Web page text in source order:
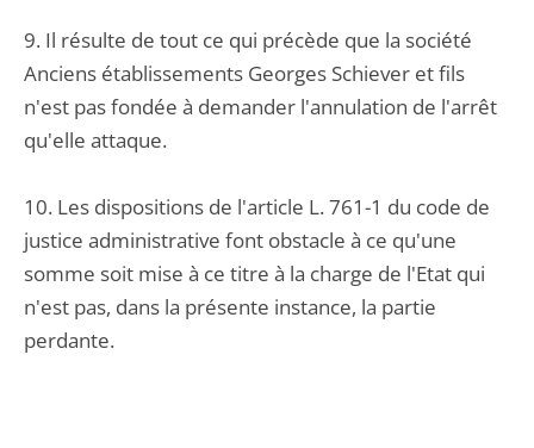
9. Il résulte de tout ce qui précède que la société
Anciens établissements Georges Schiever et fils
n'est pas fondée à demander l'annulation de l'arrêt
qu'elle attaque.
10. Les dispositions de l'article L. 761-1 du code de
justice administrative font obstacle à ce qu'une
somme soit mise à ce titre à la charge de l'Etat qui
n'est pas, dans la présente instance, la partie
perdante.